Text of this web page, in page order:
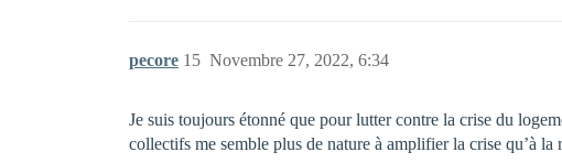
pecore Novembre 27, 2022, 6:34
15
Je suis toujours étonné que pour lutter contre la crise du
collectifs me semble plus de nature à amplifier la crise qu’à la